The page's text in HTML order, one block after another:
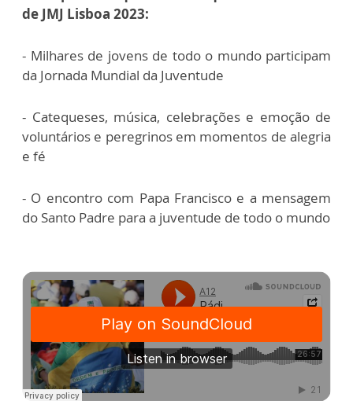
de JMJ Lisboa 2023:
- Milhares de jovens de todo o mundo participam
da Jornada Mundial da Juventude
- Catequeses, música, celebrações e emoção de
voluntários e peregrinos em momentos de alegria
e fé
- O encontro com Papa Francisco e a mensagem
do Santo Padre para a juventude de todo o mundo